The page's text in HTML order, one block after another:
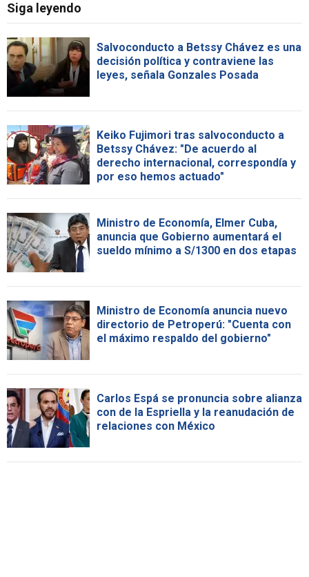
Siga leyendo
Salvoconducto a Betssy Chávez es una
decisión política y contraviene las
leyes, señala Gonzales Posada
Keiko Fujimori tras salvoconducto a
Betssy Chávez: "De acuerdo al
derecho internacional, correspondía y
por eso hemos actuado"
Ministro de Economía, Elmer Cuba,
anuncia que Gobierno aumentará el
sueldo mínimo a S/1300 en dos etapas
Ministro de Economía anuncia nuevo
directorio de Petroperú: "Cuenta con
el máximo respaldo del gobierno"
Carlos Espá se pronuncia sobre alianza
con de la Espriella y la reanudación de
relaciones con México